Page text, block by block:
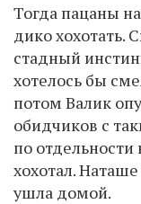
Тогда пацаны
дико хохотать.
стадный
хотелось бы
потом Валик
обидчиков с
по
хохотал.
ушла домой.